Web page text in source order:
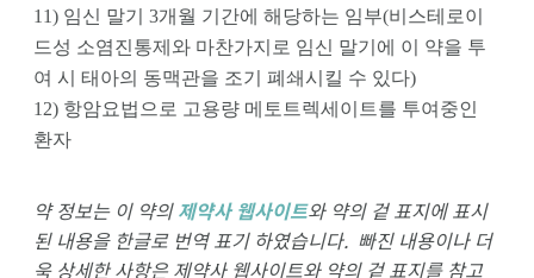
11) 임신 말기 3개월 기간에 해당하는 임부(비스테로이
드성 소염진통제와 마찬가지로 임신 말기에 이 약을 투
여 시 태아의 동맥관을 조기 폐쇄시킬 수 있다)
12) 항암요법으로 고용량 메토트렉세이트를 투여중인
환자
약 정보는 이 약의제약사 웹사이트와 약의 겉 표지에 표시
된 내용을 한글로 번역 표기 하였습니다. 빠진 내용이나 더
욱 상세한 사항은 제약사 웹사이트와 약의 겉 표지를 참고